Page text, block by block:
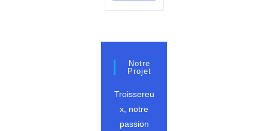
Notre
Projet
Troissereu
x, notre
passion